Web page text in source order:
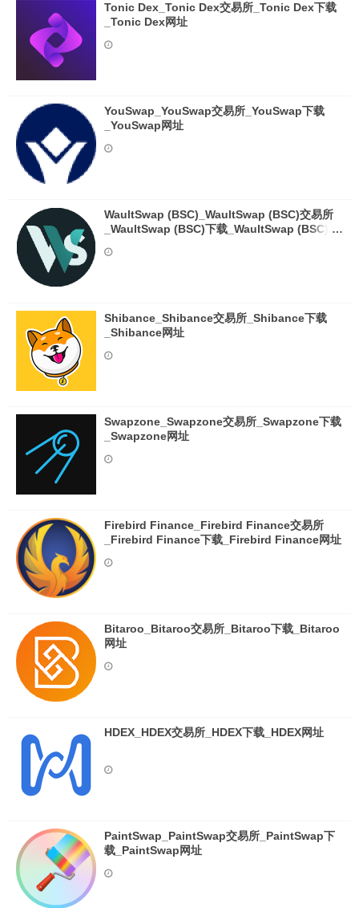
Tonic Dex_Tonic Dex交易所_Tonic Dex下载
_Tonic Dex网址
YouSwap_YouSwap交易所_YouSwap下载
_YouSwap网址
WaultSwap (BSC)_WaultSwap (BSC)交易所
_WaultSwap (BSC)下载_WaultSwap (BSC)网
Shibance_Shibance交易所_Shibance下载
_Shibance网址
Swapzone_Swapzone交易所_Swapzone下载
_Swapzone网址
Firebird Finance_Firebird Finance交易所
_Firebird Finance下载_Firebird Finance网址
Bitaroo_Bitaroo交易所_Bitaroo下载_Bitaroo
网址
HDEX_HDEX交易所_HDEX下载_HDEX网址
PaintSwap_PaintSwap交易所_PaintSwap下
载_PaintSwap网址